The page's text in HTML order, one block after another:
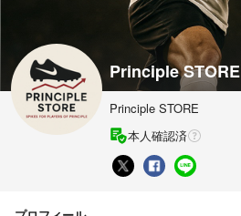
Principle STORE
Principle STORE
本人確認済